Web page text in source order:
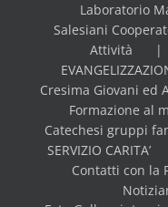
Laboratorio
Salesiani
Attività
Cresima Giovani ed
Formazione al
Catechesi gruppi
SERVIZIO CARITA’
Contatti con la